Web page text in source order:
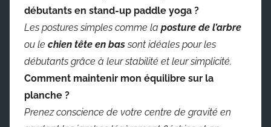
débutants en stand-up paddle yoga ?
Les postures simples comme la posture de l’arbre
ou le chien tête en bassont idéales pour les
débutants grâce à leur stabilité et leur simplicité.
Comment maintenir mon équilibre sur la
planche ?
Prenez conscience de votre centre de gravité en